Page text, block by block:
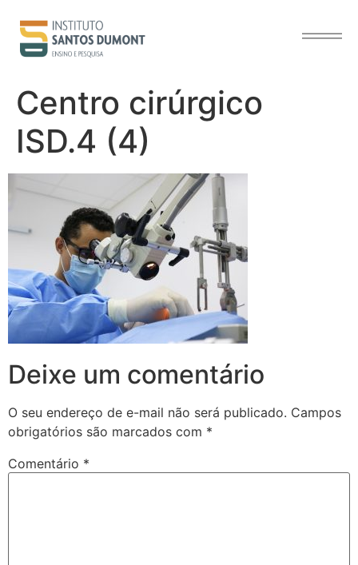
conteúdo
Centro cirúrgico
ISD.4 (4)
Deixe um comentário
O seu endereço de e-mail não será publicado. Campos
obrigatórios são marcados com *
Comentário *